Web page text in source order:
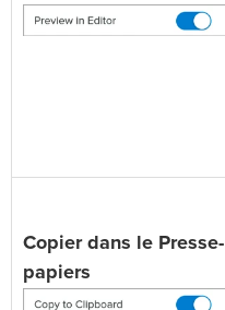
Copier dans le Presse-
papiers